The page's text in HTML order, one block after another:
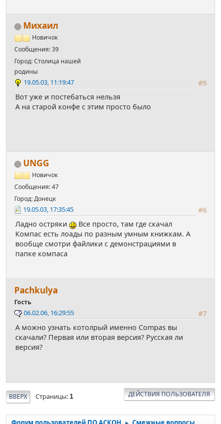
Михаил
Новичок
Сообщения: 39
Город: Столица нашей
родины
#5
19.05.03, 11:19:47
Вот уже и постебаться нельзя
А на старой конфе с этим просто было
UNGG
Новичок
Сообщения: 47
Город: Донецк
#6
19.05.03, 17:35:45
Ладно остряки
Все просто, там где скачал
Компас есть лоады по разным умным книжкам. А
вообще смотри файлики с демонстрациями в
папке компаса
Pachkulya
Гость
#7
06.02.06, 16:29:55
А можно узнать котолрый именно Compas вы
скачали? Первая или вторая версия? Русская ли
версия?
ВВЕРХ Страницы 1 ДЕЙСТВИЯ ПОЛЬЗОВАТЕЛЯ